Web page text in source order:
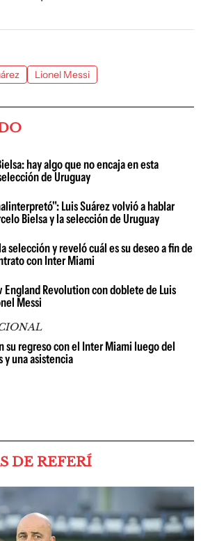
Lionel Messi
hay algo que no encaja en esta
de Uruguay
Luis Suárez volvió a hablar
Bielsa y la selección de Uruguay
selección y reveló cuál es su deseo a fin de
con Inter Miami
Revolution con doblete de Luis
Messi
su regreso con el Inter Miami luego del
una asistencia
DE REFERÍ